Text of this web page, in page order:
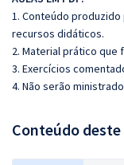
1. Conteúdo
recursos didáticos.
2. Material prático que
3. Exercícios
4. Não serão
Conteúdo